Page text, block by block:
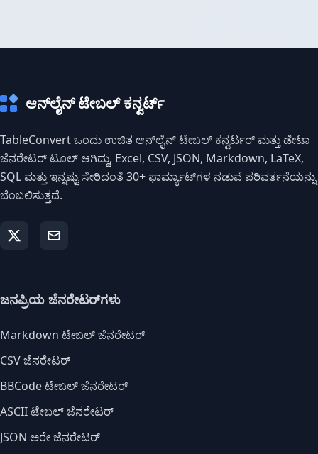
ಆನ್‌ಲೈನ್ ಟೇಬಲ್ ಕನ್ವರ್ಟ್
TableConvert ಒಂದು ಉಚಿತ ಆನ್‌ಲೈನ್ ಟೇಬಲ್ ಕನ್ವರ್ಟರ್ ಮತ್ತು ಡೇಟಾ
ಜೆನರೇಟರ್ ಟೂಲ್ ಆಗಿದ್ದು, Excel, CSV, JSON, Markdown, LaTeX,
SQL ಮತ್ತು ಇನ್ನಷ್ಟು ಸೇರಿದಂತೆ 30+ ಫಾರ್ಮ್ಯಾಟ್‌ಗಳ ನಡುವೆ ಪರಿವರ್ತನೆಯನ್ನು
ಬೆಂಬಲಿಸುತ್ತದೆ.
ಜನಪ್ರಿಯ ಜೆನರೇಟರ್‌ಗಳು
Markdown ಟೇಬಲ್ ಜೆನರೇಟರ್
CSV ಜೆನರೇಟರ್
BBCode ಟೇಬಲ್ ಜೆನರೇಟರ್
ASCII ಟೇಬಲ್ ಜೆನರೇಟರ್
JSON ಅರೇ ಜೆನರೇಟರ್